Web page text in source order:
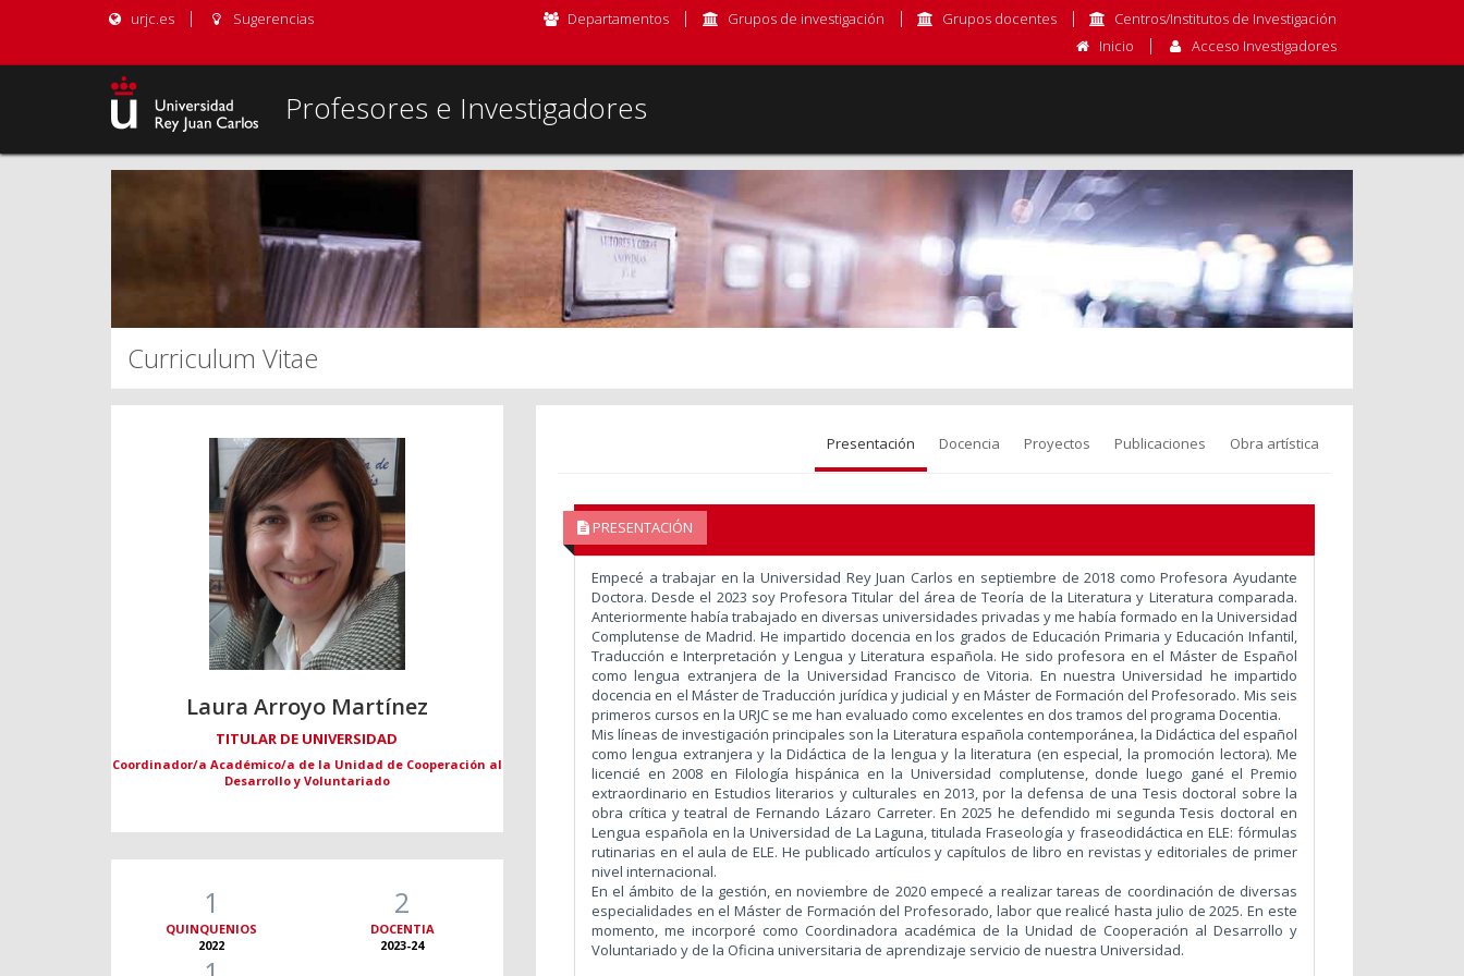
urjc.es Sugerencias Departamentos Grupos de investigación Grupos docentes
Centros/Institutos de Investigación
Inicio
Acceso Investigadores
Profesores e Investigadores
Curriculum Vitae
Laura Arroyo Martínez
TITULAR DE UNIVERSIDAD
Coordinador/a Académico/a de la Unidad de Cooperación al
Desarrollo y Voluntariado
1
QUINQUENIOS
2022
2
DOCENTIA
2023-24
Presentación Docencia Proyectos Publicaciones Obra artística
PRESENTACIÓN
Empecé a trabajar en la Universidad Rey Juan Carlos en septiembre de 2018 como Profesora Ayudante
Doctora. Desde el 2023 soy Profesora Titular del área de Teoría de la Literatura y Literatura comparada.
Anteriormente había trabajado en diversas universidades privadas y me había formado en la Universidad
Complutense de Madrid. He impartido docencia en los grados de Educación Primaria y Educación Infantil,
Traducción e Interpretación y Lengua y Literatura española. He sido profesora en el Máster de Español
como lengua extranjera de la Universidad Francisco de Vitoria. En nuestra Universidad he impartido
docencia en el Máster de Traducción jurídica y judicial y en Máster de Formación del Profesorado. Mis seis
primeros cursos en la URJC se me han evaluado como excelentes en dos tramos del programa Docentia.
Mis líneas de investigación principales son la Literatura española contemporánea, la Didáctica del español
como lengua extranjera y la Didáctica de la lengua y la literatura (en especial, la promoción lectora). Me
licencié en 2008 en Filología hispánica en la Universidad complutense, donde luego gané el Premio
extraordinario en Estudios literarios y culturales en 2013, por la defensa de una Tesis doctoral sobre la
obra crítica y teatral de Fernando Lázaro Carreter. En 2025 he defendido mi segunda Tesis doctoral en
Lengua española en la Universidad de La Laguna, titulada Fraseología y fraseodidáctica en ELE: fórmulas
rutinarias en el aula de ELE. He publicado artículos y capítulos de libro en revistas y editoriales de primer
nivel internacional.
En el ámbito de la gestión, en noviembre de 2020 empecé a realizar tareas de coordinación de diversas
especialidades en el Máster de Formación del Profesorado, labor que realicé hasta julio de 2025. En este
momento, me incorporé como Coordinadora académica de la Unidad de Cooperación al Desarrollo y
Voluntariado y de la Oficina universitaria de aprendizaje servicio de nuestra Universidad.